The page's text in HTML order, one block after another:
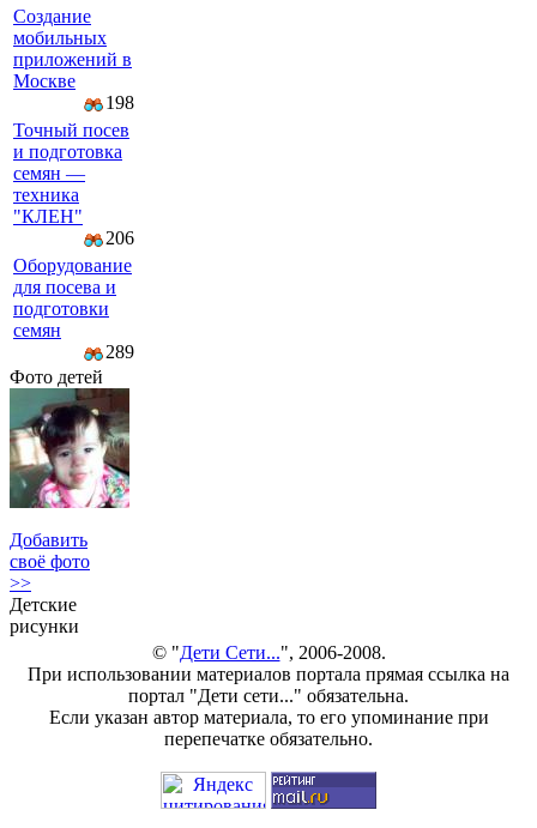
Создание
мобильных
приложений в
Москве
198
Точный посев
и подготовка
семян —
техника
"КЛЕН"
206
Оборудование
для посева и
подготовки
семян
289
Фото детей
Добавить
своё фото
>>
Детские
рисунки
© "Дети Сети...", 2006-2008.
При использовании материалов портала прямая ссылка на
портал "Дети сети..." обязательна.
Если указан автор материала, то его упоминание при
перепечатке обязательно.